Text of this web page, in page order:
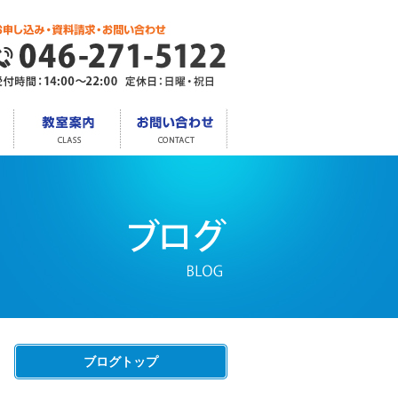
ブログトップ